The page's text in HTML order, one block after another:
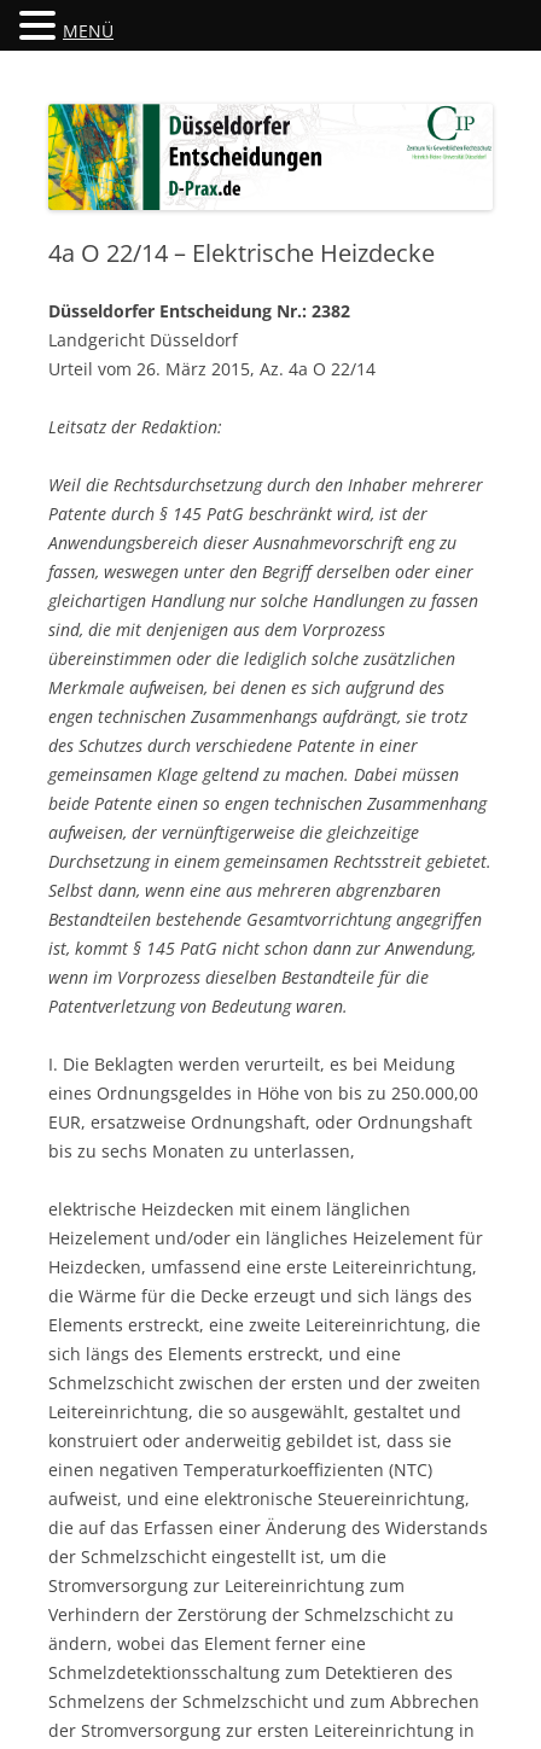
Düsseldorfer Entscheidungen
4a O 22/14 – Elektrische Heizdecke
Düsseldorfer Entscheidung Nr.: 2382
Landgericht Düsseldorf
Urteil vom 26. März 2015, Az. 4a O 22/14
Leitsatz der Redaktion:
Weil die Rechtsdurchsetzung durch den Inhaber mehrerer
Patente durch § 145 PatG beschränkt wird, ist der
Anwendungsbereich dieser Ausnahmevorschrift eng zu
fassen, weswegen unter den Begriff derselben oder einer
gleichartigen Handlung nur solche Handlungen zu fassen
sind, die mit denjenigen aus dem Vorprozess
übereinstimmen oder die lediglich solche zusätzlichen
Merkmale aufweisen, bei denen es sich aufgrund des
engen technischen Zusammenhangs aufdrängt, sie trotz
des Schutzes durch verschiedene Patente in einer
gemeinsamen Klage geltend zu machen. Dabei müssen
beide Patente einen so engen technischen Zusammenhang
aufweisen, der vernünftigerweise die gleichzeitige
Durchsetzung in einem gemeinsamen Rechtsstreit gebietet.
Selbst dann, wenn eine aus mehreren abgrenzbaren
Bestandteilen bestehende Gesamtvorrichtung angegriffen
ist, kommt § 145 PatG nicht schon dann zur Anwendung,
wenn im Vorprozess dieselben Bestandteile für die
Patentverletzung von Bedeutung waren.
I. Die Beklagten werden verurteilt, es bei Meidung
eines Ordnungsgeldes in Höhe von bis zu 250.000,00
EUR, ersatzweise Ordnungshaft, oder Ordnungshaft
bis zu sechs Monaten zu unterlassen,
elektrische Heizdecken mit einem länglichen
Heizelement und/oder ein längliches Heizelement für
Heizdecken, umfassend eine erste Leitereinrichtung,
die Wärme für die Decke erzeugt und sich längs des
Elements erstreckt, eine zweite Leitereinrichtung, die
sich längs des Elements erstreckt, und eine
Schmelzschicht zwischen der ersten und der zweiten
Leitereinrichtung, die so ausgewählt, gestaltet und
konstruiert oder anderweitig gebildet ist, dass sie
einen negativen Temperaturkoeffizienten (NTC)
aufweist, und eine elektronische Steuereinrichtung,
die auf das Erfassen einer Änderung des Widerstands
der Schmelzschicht eingestellt ist, um die
Stromversorgung zur Leitereinrichtung zum
Verhindern der Zerstörung der Schmelzschicht zu
ändern, wobei das Element ferner eine
Schmelzdetektionsschaltung zum Detektieren des
Schmelzens der Schmelzschicht und zum Abbrechen
der Stromversorgung zur ersten Leitereinrichtung in
MENÜ